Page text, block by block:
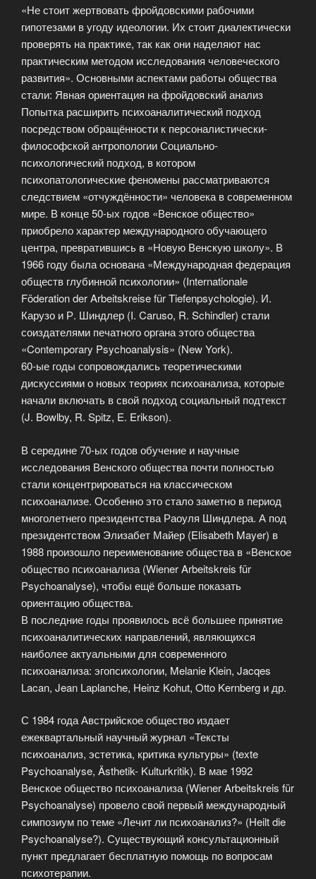
«Не стоит жертвовать фройдовскими рабочими
гипотезами в угоду идеологии. Их стоит диалектически
проверять на практике, так как они наделяют нас
практическим методом исследования человеческого
развития». Основными аспектами работы общества
стали: Явная ориентация на фройдовский анализ
Попытка расширить психоаналитический подход
посредством обращённости к персоналистически-
философской антропологии Социально-
психологический подход, в котором
психопатологические феномены рассматриваются
следствием «отчуждённости» человека в современном
мире. В конце 50-ых годов «Венское общество»
приобрело характер международного обучающего
центра, превратившись в «Новую Венскую школу». В
1966 году была основана «Международная федерация
обществ глубинной психологии» (Internationale
Föderation der Arbeitskreise für Tiefenpsychologie). И.
Карузо и Р. Шиндлер (I. Caruso, R. Schindler) стали
соиздателями печатного органа этого общества
«Contemporary Psychoanalysis» (New York).
60-ые годы сопровождались теоретическими
дискуссиями о новых теориях психоанализа, которые
начали включать в свой подход социальный подтекст
(J. Bowlby, R. Spitz, E. Erikson).
В середине 70-ых годов обучение и научные
исследования Венского общества почти полностью
стали концентрироваться на классическом
психоанализе. Особенно это стало заметно в период
многолетнего президентства Раоуля Шиндлера. А под
президентством Элизабет Майер (Elisabeth Mayer) в
1988 произошло переименование общества в «Венское
общество психоанализа (Wiener Arbeitskreis für
Psychoanalyse), чтобы ещё больше показать
ориентацию общества.
В последние годы проявилось всё большее принятие
психоаналитических направлений, являющихся
наиболее актуальными для современного
психоанализа: эгопсихологии, Melanie Klein, Jacqes
Lacan, Jean Laplanche, Heinz Kohut, Otto Kernberg и др.
С 1984 года Австрийское общество издает
ежеквартальный научный журнал «Тексты
психоанализ, эстетика, критика культуры» (texte
Psychoanalyse, Ästhetik- Kulturkritik). В мае 1992
Венское общество психоанализа (Wiener Arbeitskreis für
Psychoanalyse) провело свой первый международный
симпозиум по теме «Лечит ли психоанализ?» (Heilt die
Psychoanalyse?). Существующий консультационный
пункт предлагает бесплатную помощь по вопросам
психотерапии.